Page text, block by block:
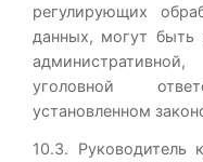
регулирующих
данных, могут быть
уголовной
установленном
10.3. Руководитель